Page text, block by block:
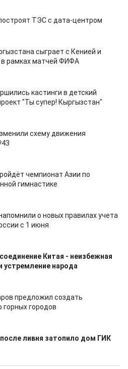
ТЭС с дата-центром
сыграет с Кенией и
в рамках матчей ФИФА
кастинги в детский
"Ты супер! Кыргызстан"
схему движения
чемпионат Азии по
гимнастике
о новых правилах учета
с 1 июня
Китая - неизбежная
устремление народа
предложил создать
городов
ливня затопило дом ГИК